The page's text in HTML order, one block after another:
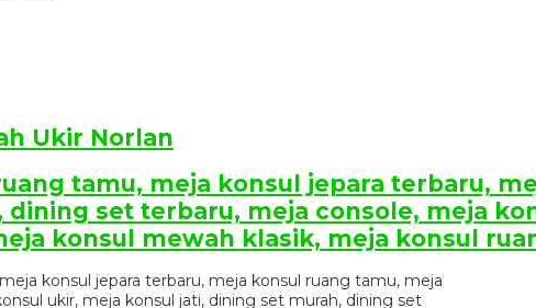
Ukir Norlan
tamu, meja konsul jepara terbaru,
set terbaru, meja console, meja
konsul mewah klasik, meja konsul